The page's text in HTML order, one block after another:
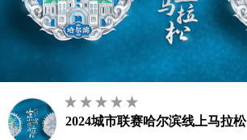
2024城市联赛哈尔滨线上马拉松